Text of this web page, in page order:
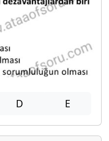
D E